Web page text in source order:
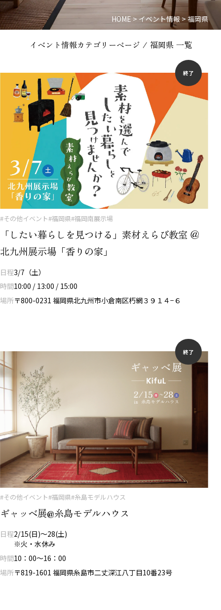
HOME > イベント情報 >福岡県
イベント情報カテゴリーページ / 福岡県 一覧
終了
#その他イベント#福岡県#福岡南展示場
「したい暮らしを見つける」素材えらび教室 ＠
北九州展示場「香りの家」
日程3/7（土）
時間10:00 / 13:00 / 15:00
場所〒800-0231 福岡県北九州市小倉南区朽網３９１４−６
終了
#その他イベント#福岡県#糸島モデルハウス
ギャッベ展@糸島モデルハウス
日程2/15(日)～28(土)
※火・水休み
時間10：00～16：00
場所〒819-1601 福岡県糸島市二丈深江八丁目10番23号